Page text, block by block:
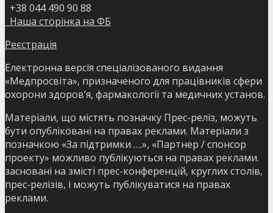
+38 044 490 90 88
Наша сторінка на ФБ
Реєстрація
Електронна версія спеціалізованого видання
«Медпросвіта», призначеного для працівників сфери
охорони здоров’я, фармакології та медичних установ.
Матеріали, що містять позначку Прес-реліз, можуть
бути опубліковані на правах реклами. Матеріали з
позначкою «За підтримки ….», «Партнер / спонсор
проекту» можливо публікуються на правах реклами.
засновані на змісті прес-конференцій, круглих столів,
прес-релізів, і можуть публікуватися на правах
реклами.